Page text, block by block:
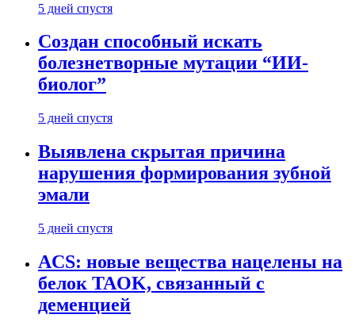
5 дней спустя
Создан способный искать
болезнетворные мутации “ИИ-
биолог”
5 дней спустя
Выявлена скрытая причина
нарушения формирования зубной
эмали
5 дней спустя
ACS: новые вещества нацелены на
белок TAOK, связанный с
деменцией